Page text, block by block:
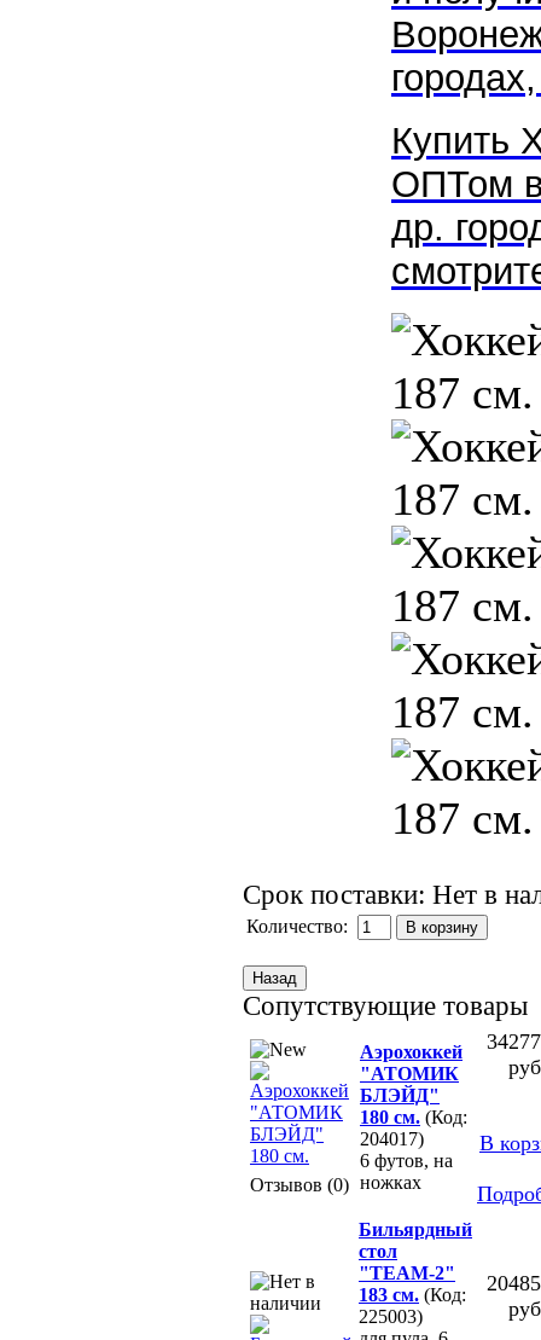
Купить
ОПТом
др.
Срок поставки: Нет в
Количество:
Сопутствующие товары
Отзывов (0)
Аэрохоккей
"АТОМИК
БЛЭЙД"
180 см. (Код:
204017)
6 футов, на
ножках
В
Бильярдный
стол
"ТЕАМ-2"
183 см. (Код:
225003)